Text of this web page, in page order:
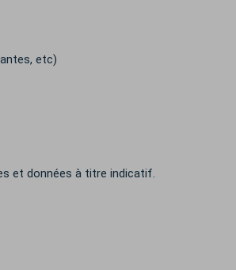
etc)
et données à titre indicatif.